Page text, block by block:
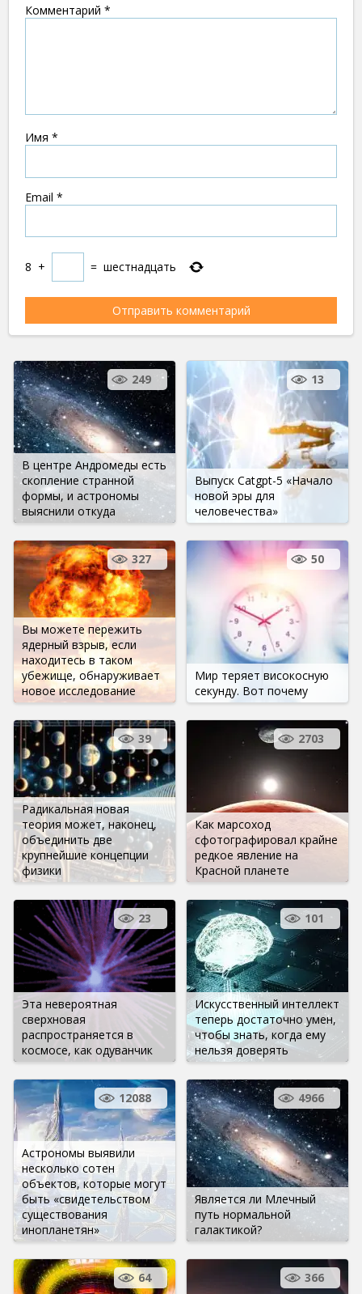
Комментарий *
Имя *
Email *
8 + = шестнадцать
В центре Андромеды есть
скопление странной
формы, и астрономы
выяснили откуда
249
Выпуск Catgpt-5 «Начало
новой эры для
человечества»
13
Вы можете пережить
ядерный взрыв, если
находитесь в таком
убежище, обнаруживает
новое исследование
327
Мир теряет високосную
секунду. Вот почему
50
Радикальная новая
теория может, наконец,
объединить две
крупнейшие концепции
физики
39
Как марсоход
сфотографировал крайне
редкое явление на
Красной планете
2703
Эта невероятная
сверхновая
распространяется в
космосе, как одуванчик
23
Искусственный интеллект
теперь достаточно умен,
чтобы знать, когда ему
нельзя доверять
101
Астрономы выявили
несколько сотен
объектов, которые могут
быть «свидетельством
существования
инопланетян»
12088
Является ли Млечный
путь нормальной
галактикой?
4966
64 366